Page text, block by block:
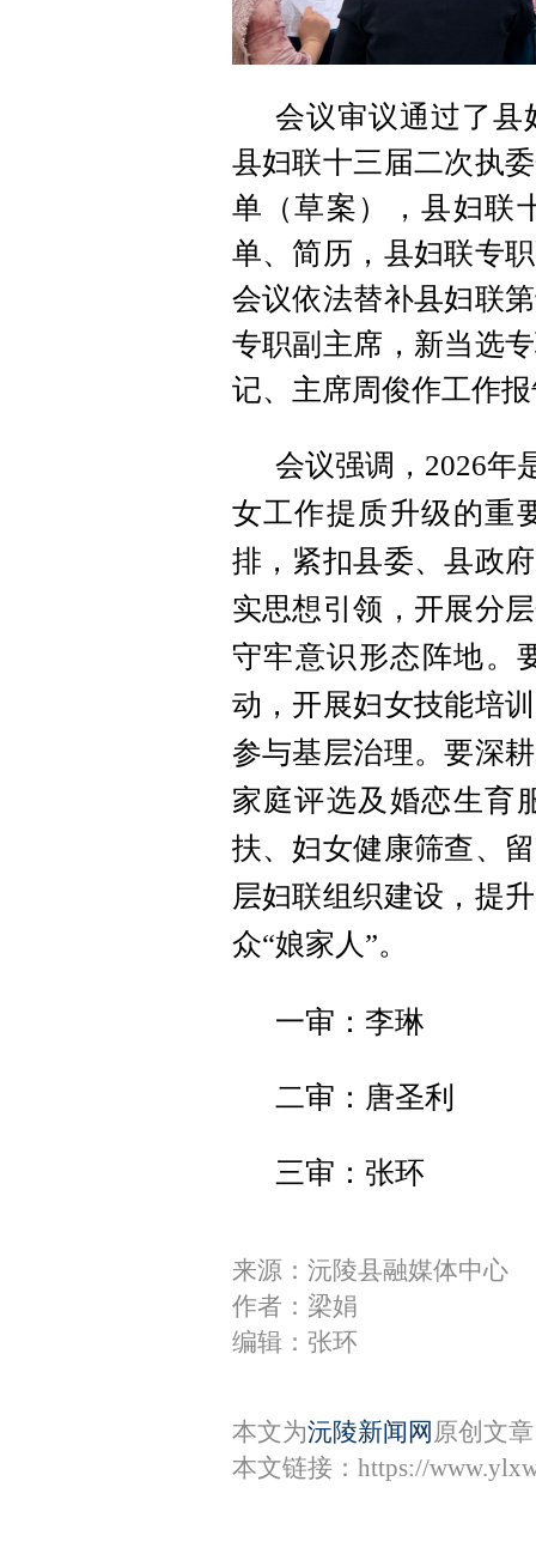
会议审议通过了县
县妇联十三届二次执
单（草案），县妇联
单、简历，县妇联专
会议依法替补县妇联
专职副主席，新当选
记、主席周俊作工作
会议强调，2026年
女工作提质升级的重
排，紧扣县委、县政
实思想引领，开展分
守牢意识形态阵地。
动，开展妇女技能培
参与基层治理。要深
家庭评选及婚恋生育
扶、妇女健康筛查、
层妇联组织建设，提
众“娘家人”。
一审：李琳
二审：唐圣利
三审：张环
来源：沅陵县融媒体中心
作者：梁娟
编辑：张环
本文为沅陵新闻网 原创文
本文链接： https://